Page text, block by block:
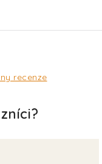
recenze